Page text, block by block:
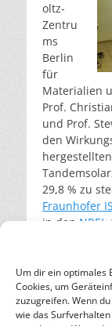
Um dir ein optimales
Cookies, um
zuzugreifen. Wenn
wie das
oltz-
Zentru
ms
Berlin
für
Materialien
Prof.
und Prof.
den
29,8 % zu
Fraunhofer
in den
eine
weiterlesen…